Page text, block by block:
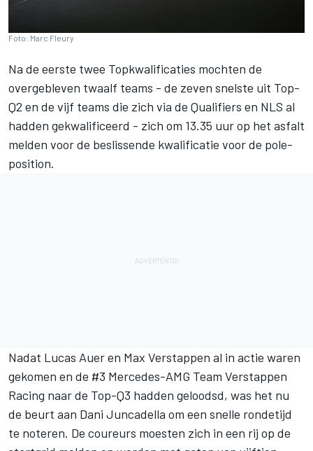
Foto: Marc Fleury
Na de eerste twee Topkwalificaties mochten de
overgebleven twaalf teams - de zeven snelste uit Top-
Q2 en de vijf teams die zich via de Qualifiers en NLS al
hadden gekwalificeerd - zich om 13.35 uur op het asfalt
melden voor de beslissende kwalificatie voor de pole-
position.
Nadat Lucas Auer en Max Verstappen al in actie waren
gekomen en de #3 Mercedes-AMG Team Verstappen
Racing naar de Top-Q3 hadden geloodsd, was het nu
de beurt aan Dani Juncadella om een snelle rondetijd
te noteren. De coureurs moesten zich in een rij op de